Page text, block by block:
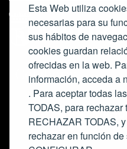
Esta Web utiliza
necesarias para su
sus hábitos de
cookies guardan
ofrecidas en la web.
información, acceda a
. Para aceptar todas
TODAS, para rechazar
RECHAZAR TODAS,
rechazar en función
Colabora: